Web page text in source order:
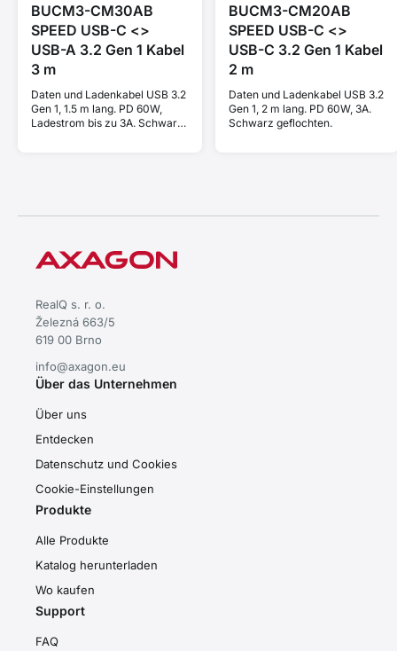
BUCM3-CM30AB
SPEED USB-C <>
USB-A 3.2 Gen 1 Kabel
3 m
Daten und Ladenkabel USB 3.2
Gen 1, 1.5 m lang. PD 60W,
Ladestrom bis zu 3A. Schwarz
BUCM3-CM20AB
SPEED USB-C <>
USB-C 3.2 Gen 1 Kabel
2 m
Daten und Ladenkabel USB 3.2
Gen 1, 2 m lang. PD 60W, 3A.
Schwarz geflochten.
RealQ s. r. o.
Železná 663/5
619 00 Brno
info@axagon.eu
Über das Unternehmen
Über uns
Entdecken
Datenschutz und Cookies
Cookie-Einstellungen
Produkte
Alle Produkte
Katalog herunterladen
Wo kaufen
Support
FAQ